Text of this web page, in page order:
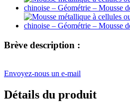
Brève description :
Envoyez-nous un e-mail
Détails du produit